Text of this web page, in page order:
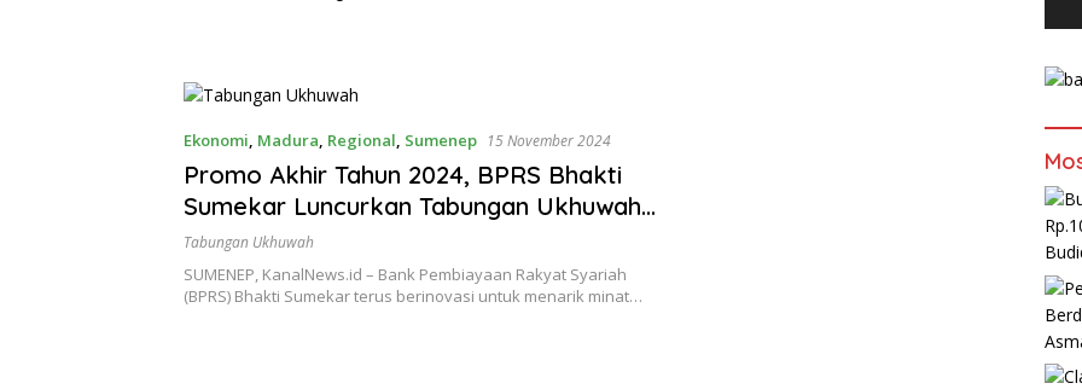
Ekonomi, Madura, Regional, Sumenep 15 November 2024
Promo Akhir Tahun 2024, BPRS Bhakti
Sumekar Luncurkan Tabungan Ukhuwah
Berhadiah
Tabungan Ukhuwah
SUMENEP, KanalNews.id – Bank Pembiayaan Rakyat Syariah
(BPRS) Bhakti Sumekar terus berinovasi untuk menarik minat…